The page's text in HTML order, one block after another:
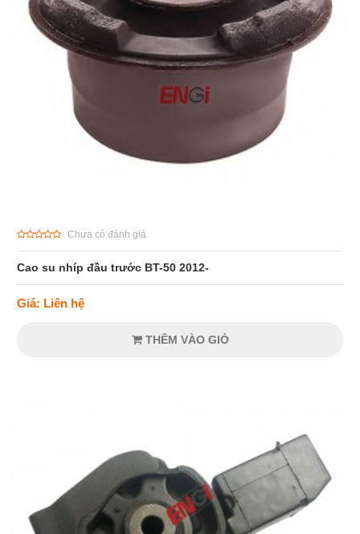
Chưa có đánh giá
Cao su nhíp đầu trước BT-50 2012-
Giá: Liên hệ
THÊM VÀO GIỎ